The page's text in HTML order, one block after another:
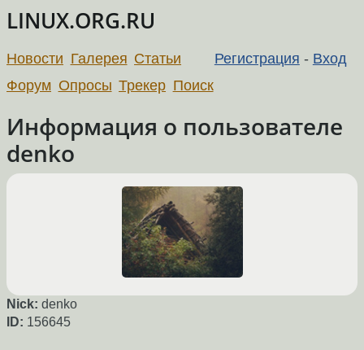
LINUX.ORG.RU
Регистрация - Вход
Новости Галерея Статьи
Форум Опросы Трекер Поиск
Информация о пользователе
denko
Nick: denko
ID: 156645